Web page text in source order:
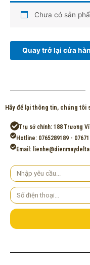
Chưa có sản
Quay trở lại cửa
Hãy để lại thông tin, chúng tôi
Trụ sở chính: 188 Trương
Hotline: 0765289189 -
Email:
Yêu
cầu
Số
điện
thoại